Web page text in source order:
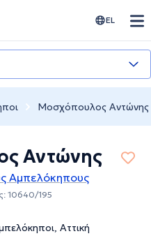
EL
Μοσχόπουλος Αντώνης
Αντώνης
Αμπελόκηπους
10640/195
Αττική